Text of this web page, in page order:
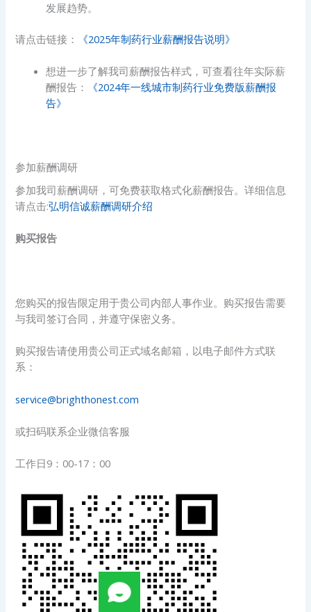
发展趋势。
请点击链接： 《2025年制药行业薪酬报告说明》
想进一步了解我司薪酬报告样式，可查看往年实际薪
酬报告：
《2024年一线城市制药行业免费版薪酬报
告》
参加薪酬调研
参加我司薪酬调研，可免费获取格式化薪酬报告。详细信息
请点击:弘明信诚薪酬调研介绍
购买报告
您购买的报告限定用于贵公司内部人事作业。购买报告需要
与我司签订合同，并遵守保密义务。
购买报告请使用贵公司正式域名邮箱，以电子邮件方式联
系：
service@brighthonest.com
或扫码联系企业微信客服
工作日9：00-17：00